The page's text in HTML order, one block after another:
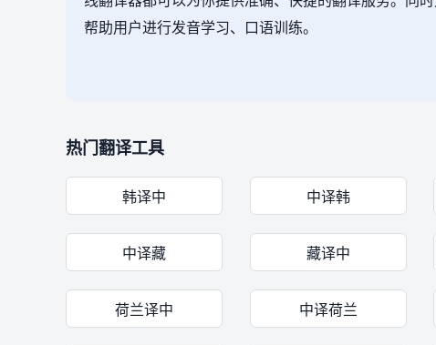
帮助用户进行发音学习、口语训练。
热门翻译工具
韩译中 中译韩
中译藏 藏译中
荷兰译中 中译荷兰